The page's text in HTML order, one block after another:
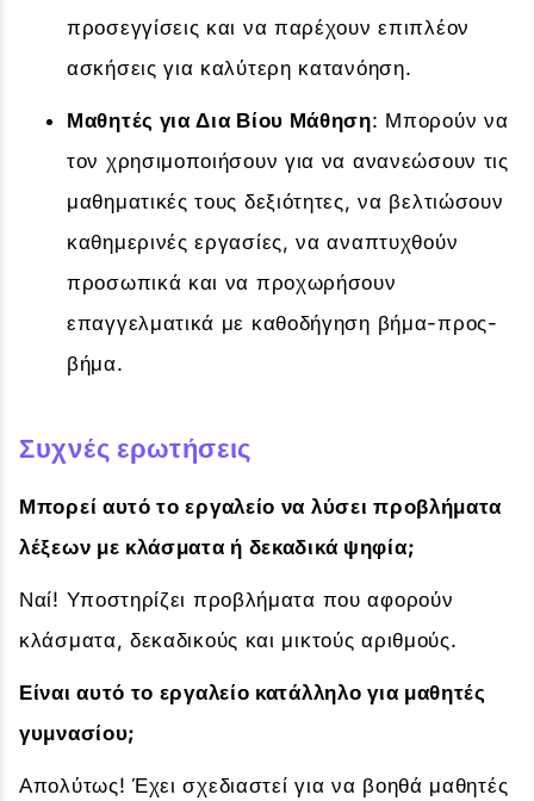
προσεγγίσεις και να παρέχουν επιπλέον
ασκήσεις για καλύτερη κατανόηση.
Μαθητές για Δια Βίου Μάθηση: Μπορούν να
τον χρησιμοποιήσουν για να ανανεώσουν τις
μαθηματικές τους δεξιότητες, να βελτιώσουν
καθημερινές εργασίες, να αναπτυχθούν
προσωπικά και να προχωρήσουν
επαγγελματικά με καθοδήγηση βήμα-προς-
βήμα.
Συχνές ερωτήσεις
Μπορεί αυτό το εργαλείο να λύσει προβλήματα
λέξεων με κλάσματα ή δεκαδικά ψηφία;
Ναί! Υποστηρίζει προβλήματα που αφορούν
κλάσματα, δεκαδικούς και μικτούς αριθμούς.
Είναι αυτό το εργαλείο κατάλληλο για μαθητές
γυμνασίου;
Απολύτως! Έχει σχεδιαστεί για να βοηθά μαθητές